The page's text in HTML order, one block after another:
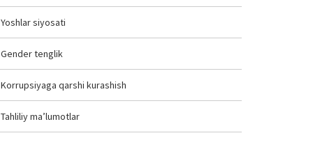
Yoshlar siyosati
Gender tenglik
Korrupsiyaga qarshi kurashish
Tahliliy ma’lumotlar